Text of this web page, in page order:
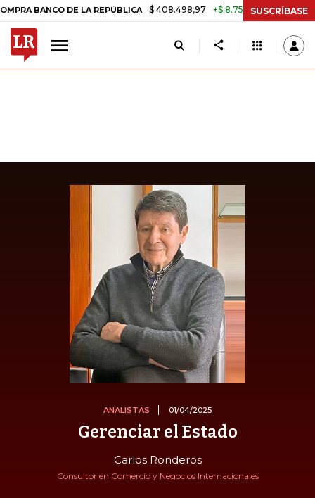
DE LA REPÚBLICA $ 408.498,97 +$ 8.753,81 +2,19% TASA
SUSCRÍBASE
ANALISTAS 01/04/2025
Gerenciar el Estado
Carlos Ronderos
Consultor en Comercio y Negocios Internacionales